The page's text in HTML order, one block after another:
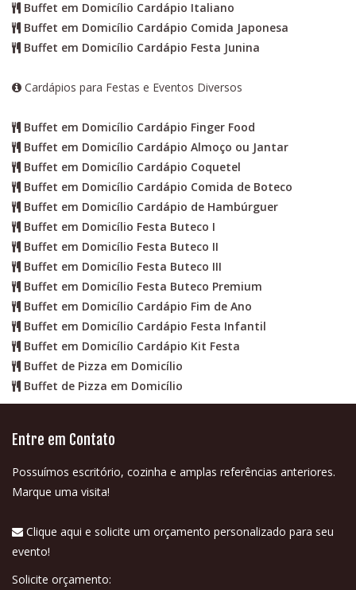
Buffet em Domicílio Cardápio Italiano
Buffet em Domicílio Cardápio Comida Japonesa
Buffet em Domicílio Cardápio Festa Junina
Cardápios para Festas e Eventos Diversos
Buffet em Domicílio Cardápio Finger Food
Buffet em Domicílio Cardápio Almoço ou Jantar
Buffet em Domicílio Cardápio Coquetel
Buffet em Domicílio Cardápio Comida de Boteco
Buffet em Domicílio Cardápio de Hambúrguer
Buffet em Domicílio Festa Buteco I
Buffet em Domicílio Festa Buteco II
Buffet em Domicílio Festa Buteco III
Buffet em Domicílio Festa Buteco Premium
Buffet em Domicílio Cardápio Fim de Ano
Buffet em Domicílio Cardápio Festa Infantil
Buffet em Domicílio Cardápio Kit Festa
Buffet de Pizza em Domicílio
Buffet de Pizza em Domicílio
Entre em Contato
Possuímos escritório, cozinha e amplas referências anteriores.
Marque uma visita!
Clique aqui e solicite um orçamento personalizado para seu
evento!
Solicite orçamento: